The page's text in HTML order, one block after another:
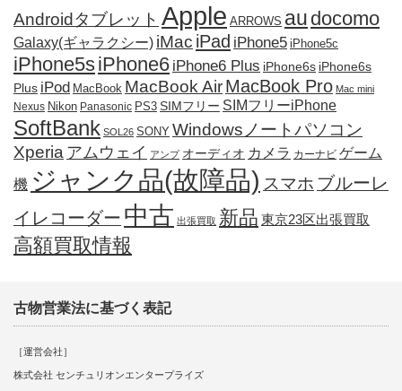
Androidタブレット Apple ARROWS au docomo
Galaxy(ギャラクシー) iMac iPad iPhone5 iPhone5c
iPhone5siPhone6 iPhone6 Plus iPhone6s iPhone6s
Plus iPod MacBook MacBook AirMacBook Pro Mac mini
Nexus Nikon Panasonic PS3 SIMフリー SIMフリーiPhone
SoftBank SOL26 SONY Windowsノートパソコン
Xperia アムウェイ アンプ オーディオ カメラ カーナビ ゲーム
機 ジャンク品(故障品) スマホ ブルーレ
イレコーダー 中古 出張買取 新品 東京23区出張買取
高額買取情報
古物営業法に基づく表記
［運営会社］
株式会社 センチュリオンエンタープライズ